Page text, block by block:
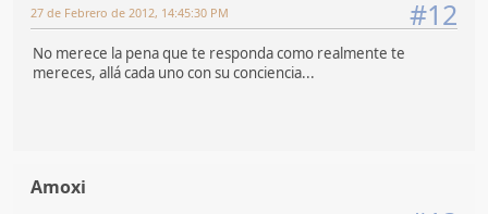
#12
27 de Febrero de 2012, 14:45:30 PM
No merece la pena que te responda como realmente te
mereces, allá cada uno con su conciencia...
Amoxi